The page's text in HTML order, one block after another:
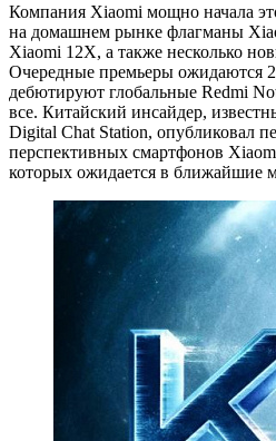
Компания Xiaomi мощно начала
на домашнем рынке флагманы
Xiaomi 12X, а также несколько
Очередные премьеры ожидаются
дебютируют глобальные Redmi
все. Китайский инсайдер,
Digital Chat Station, опубликовал
перспективных смартфонов
которых ожидается в ближайшие